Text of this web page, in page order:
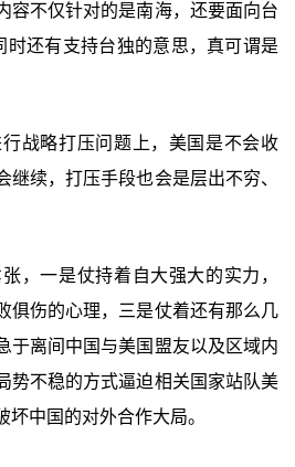
容不仅针对的是南海，还要面向台
时还有支持台独的意思，真可谓是
战略打压问题上，美国是不会收
继续，打压手段也会是层出不穷、
，一是仗持着自大强大的实力，
俱伤的心理，三是仗着还有那么几
于离间中国与美国盟友以及区域内
势不稳的方式逼迫相关国家站队美
坏中国的对外合作大局。